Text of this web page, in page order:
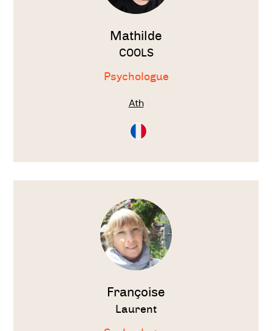
Mathilde
COOLS
Psychologue
Ath
Consultation
en
Voir
Françoise
Laurent